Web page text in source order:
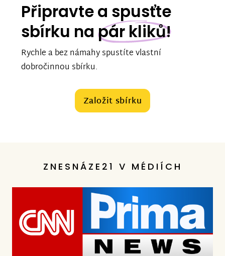
Připravte a spusťte
sbírku na pár kliků!
Rychle a bez námahy spustíte vlastní
dobročinnou sbírku.
Založit sbírku
ZNESNÁZE21 V MÉDIÍCH